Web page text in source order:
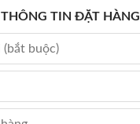
THÔNG TIN ĐẶT HÀNG